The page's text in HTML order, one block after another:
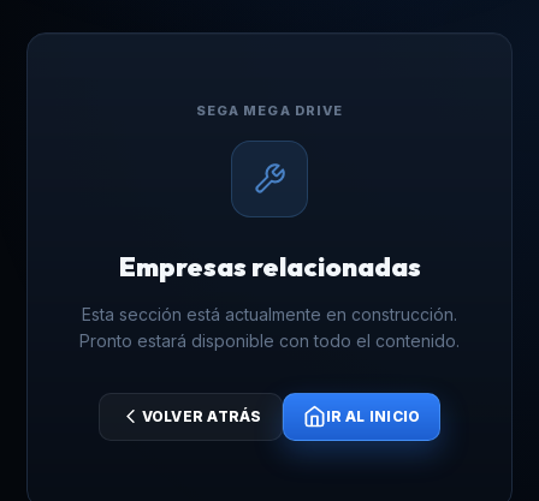
SEGA MEGA DRIVE
Empresas relacionadas
Esta sección está actualmente en construcción.
Pronto estará disponible con todo el contenido.
VOLVER ATRÁS IR AL INICIO